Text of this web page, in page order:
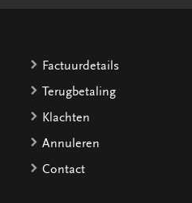
Factuurdetails
Terugbetaling
Klachten
Annuleren
Contact